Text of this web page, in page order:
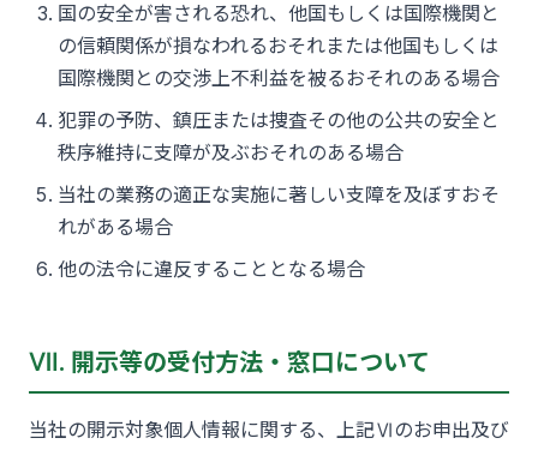
国の安全が害される恐れ、他国もしくは国際機関と
の信頼関係が損なわれるおそれまたは他国もしくは
国際機関との交渉上不利益を被るおそれのある場合
犯罪の予防、鎮圧または捜査その他の公共の安全と
秩序維持に支障が及ぶおそれのある場合
当社の業務の適正な実施に著しい支障を及ぼすおそ
れがある場合
他の法令に違反することとなる場合
Ⅶ. 開示等の受付方法・窓口について
当社の開示対象個人情報に関する、上記Ⅵのお申出及び